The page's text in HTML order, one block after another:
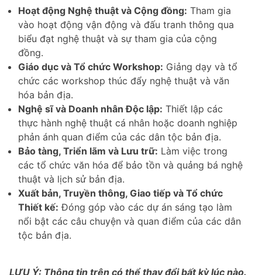
Hoạt động Nghệ thuật và Cộng đồng: Tham gia
vào hoạt động vận động và đấu tranh thông qua
biểu đạt nghệ thuật và sự tham gia của cộng
đồng.
Giáo dục và Tổ chức Workshop: Giảng dạy và tổ
chức các workshop thúc đẩy nghệ thuật và văn
hóa bản địa.
Nghệ sĩ và Doanh nhân Độc lập: Thiết lập các
thực hành nghệ thuật cá nhân hoặc doanh nghiệp
phản ánh quan điểm của các dân tộc bản địa.
Bảo tàng, Triển lãm và Lưu trữ: Làm việc trong
các tổ chức văn hóa để bảo tồn và quảng bá nghệ
thuật và lịch sử bản địa.
Xuất bản, Truyền thông, Giao tiếp và Tổ chức
Thiết kế: Đóng góp vào các dự án sáng tạo làm
nổi bật các câu chuyện và quan điểm của các dân
tộc bản địa.
LƯU Ý: Thông tin trên có thể thay đổi bất kỳ lúc nào.